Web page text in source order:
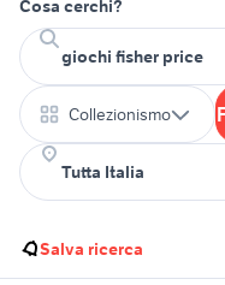
Cosa cerchi?
Collezionismo
Salva ricerca